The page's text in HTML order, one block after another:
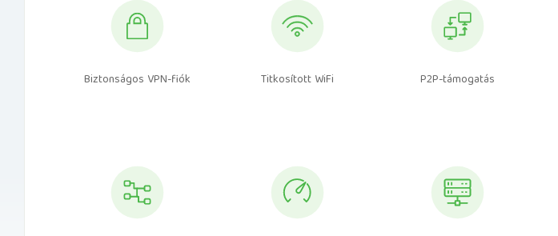
Biztonságos VPN-fiók Titkosított WiFi P2P-támogatás